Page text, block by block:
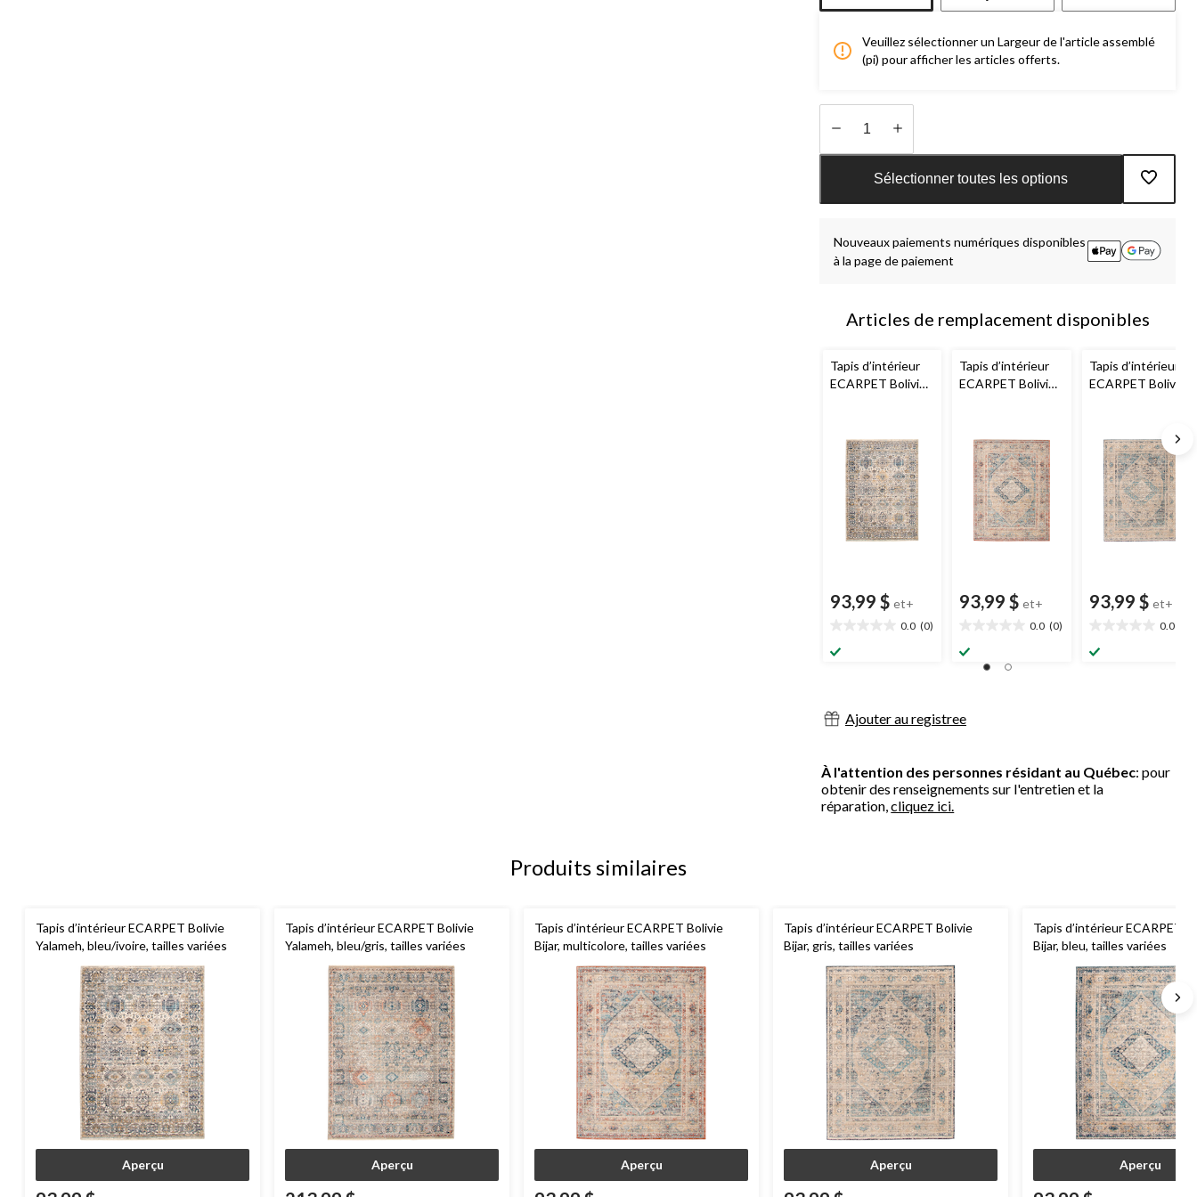
Veuillez sélectionner un Largeur de l'article assemblé
(pi) pour afficher les articles offerts.
Quantité
Sélectionner toutes les options
Nouveaux paiements numériques disponibles
à la page de paiement
Articles de remplacement disponibles
Tapis d’intérieur
ECARPET Bolivie
variées
93,99 $ et+
0.0 (0)
étoile(s)
Tapis d’intérieur
ECARPET Bolivie
93,99 $ et+
0.0 (0)
étoile(s)
Tapis d’intérieur
ECARPET Bolivie
93,99 $ et+
0.0
étoile(s)
Ajouter au registree
À l'attention des personnes résidant au Québec: pour
obtenir des renseignements sur l'entretien et la
réparation,cliquez ici.
Produits similaires
Tapis d’intérieur ECARPET Bolivie
Yalameh, bleu/ivoire, tailles variées
Aperçu
Tapis d’intérieur ECARPET Bolivie
Yalameh, bleu/gris, tailles variées
Aperçu
Tapis d’intérieur ECARPET Bolivie
Bijar, multicolore, tailles variées
Aperçu
Tapis d’intérieur ECARPET Bolivie
Bijar, gris, tailles variées
Aperçu
Tapis d’intérieur ECARPET
Bijar, bleu, tailles variées
Aperçu